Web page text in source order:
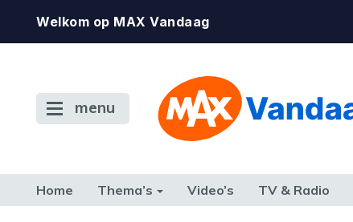
Welkom op MAX Vandaag
menu
Home Thema’s Video’s TV & Radio